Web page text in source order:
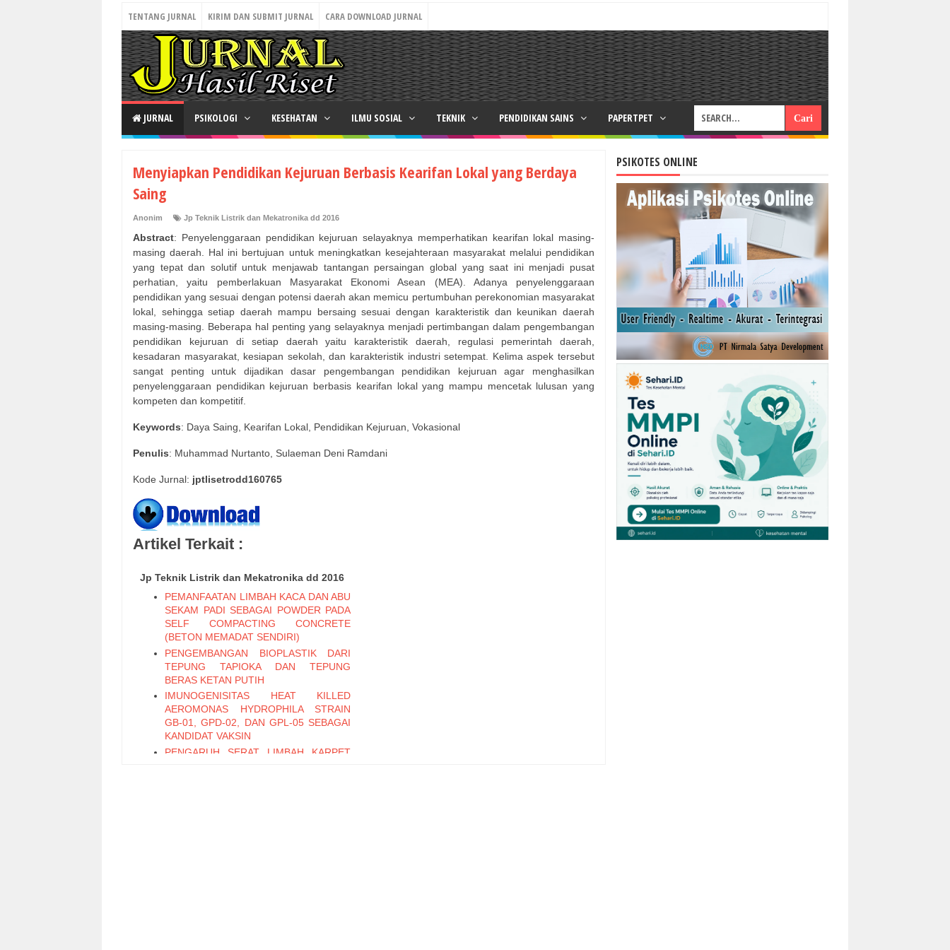
TENTANG JURNAL KIRIM DAN SUBMIT JURNAL CARA DOWNLOAD JURNAL
JURNAL PSIKOLOGI KESEHATAN ILMU SOSIAL TEKNIK PENDIDIKAN SAINS PAPERTPET
Menyiapkan Pendidikan Kejuruan Berbasis Kearifan Lokal yang Berdaya
Saing
Anonim Jp Teknik Listrik dan Mekatronika dd 2016
Abstract: Penyelenggaraan pendidikan kejuruan selayaknya memperhatikan kearifan lokal masing-
masing daerah. Hal ini bertujuan untuk meningkatkan kesejahteraan masyarakat melalui pendidikan
yang tepat dan solutif untuk menjawab tantangan persaingan global yang saat ini menjadi pusat
perhatian, yaitu pemberlakuan Masyarakat Ekonomi Asean (MEA). Adanya penyelenggaraan
pendidikan yang sesuai dengan potensi daerah akan memicu pertumbuhan perekonomian masyarakat
lokal, sehingga setiap daerah mampu bersaing sesuai dengan karakteristik dan keunikan daerah
masing-masing. Beberapa hal penting yang selayaknya menjadi pertimbangan dalam pengembangan
pendidikan kejuruan di setiap daerah yaitu karakteristik daerah, regulasi pemerintah daerah,
kesadaran masyarakat, kesiapan sekolah, dan karakteristik industri setempat. Kelima aspek tersebut
sangat penting untuk dijadikan dasar pengembangan pendidikan kejuruan agar menghasilkan
penyelenggaraan pendidikan kejuruan berbasis kearifan lokal yang mampu mencetak lulusan yang
kompeten dan kompetitif.
Keywords: Daya Saing, Kearifan Lokal, Pendidikan Kejuruan, Vokasional
Penulis: Muhammad Nurtanto, Sulaeman Deni Ramdani
Kode Jurnal: jptlisetrodd160765
Artikel Terkait :
Jp Teknik Listrik dan Mekatronika dd 2016
PEMANFAATAN LIMBAH KACA DAN ABU
SEKAM PADI SEBAGAI POWDER PADA
SELF COMPACTING CONCRETE
(BETON MEMADAT SENDIRI)
PENGEMBANGAN BIOPLASTIK DARI
TEPUNG TAPIOKA DAN TEPUNG
BERAS KETAN PUTIH
IMUNOGENISITAS HEAT KILLED
AEROMONAS HYDROPHILA STRAIN
GB-01, GPD-02, DAN GPL-05 SEBAGAI
KANDIDAT VAKSIN
PENGARUH SERAT LIMBAH KARPET
PSIKOTES ONLINE